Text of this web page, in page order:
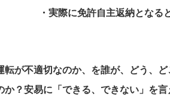
・実際に免許自主返納となる
転が不適切なのか、を誰が、どう、
？安易に「できる、できない」 を言